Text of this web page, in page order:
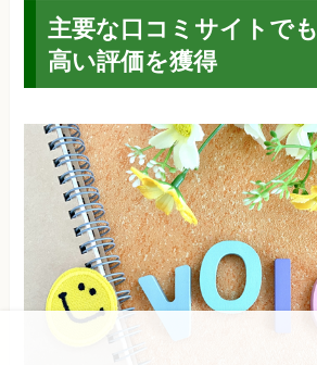
主要な口コミサイトでも
高い評価を獲得